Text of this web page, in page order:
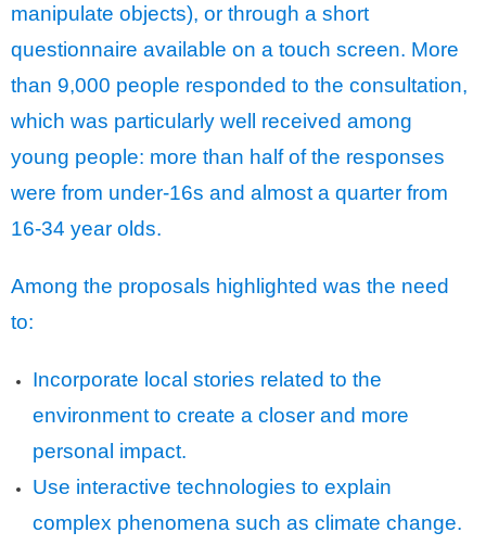
manipulate objects), or through a short
questionnaire available on a touch screen. More
than 9,000 people responded to the consultation,
which was particularly well received among
young people: more than half of the responses
were from under-16s and almost a quarter from
16-34 year olds.
Among the proposals highlighted was the need
to:
Incorporate local stories related to the
environment to create a closer and more
personal impact.
Use interactive technologies to explain
complex phenomena such as climate change.